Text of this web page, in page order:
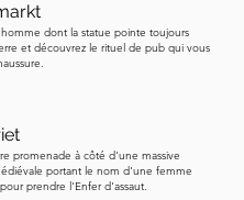
dont la statue pointe toujours
et découvrez le rituel de pub qui vous
promenade à côté d'une massive
portant le nom d'une femme
prendre l'Enfer d'assaut.